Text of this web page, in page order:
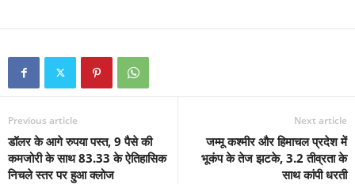
Previous article
डॉलर के आगे रुपया पस्त, 9 पैसे की
कमजोरी के साथ 83.33 के ऐतिहासिक
निचले स्तर पर हुआ क्लोज
Next article
जम्मू कश्मीर और हिमाचल प्रदेश में
भूकंप के तेज झटके, 3.2 तीव्रता के
साथ कांपी धरती